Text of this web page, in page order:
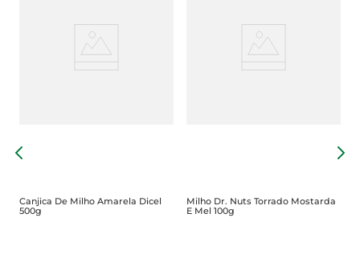
Canjica De Milho Amarela Dicel
500g
Milho Dr. Nuts Torrado Mostarda
E Mel 100g